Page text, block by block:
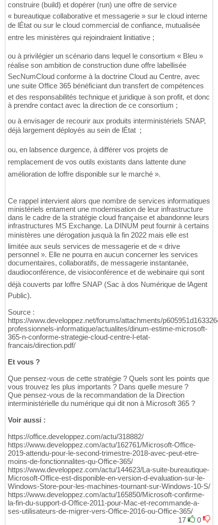
construire (build) et dopérer (run) une offre de service
« bureautique collaborative et messagerie » sur le cloud interne
de lÉtat ou sur le cloud commercial de confiance, mutualisée
entre les ministères qui rejoindraient linitiative ;
ou à privilégier un scénario dans lequel le consortium « Bleu »
réalise son ambition de construction dune offre labellisée
SecNumCloud conforme à la doctrine Cloud au Centre, avec
une suite Office 365 bénéficiant dun transfert de compétences
et des responsabilités technique et juridique à son profit, et donc
à prendre contact avec la direction de ce consortium ;
ou à envisager de recourir aux produits interministériels SNAP,
déjà largement déployés au sein de lÉtat ;
ou, en labsence durgence, à différer vos projets de
remplacement de vos outils existants dans lattente dune
amélioration de loffre disponible sur le marché ».
Ce rappel intervient alors que nombre de services informatiques
ministériels entament une modernisation de leur infrastructure
dans le cadre de la stratégie cloud française et abandonne leurs
infrastructures MS Exchange. La DINUM peut fournir à certains
ministères une dérogation jusquà la fin 2022 mais elle est
limitée aux seuls services de messagerie et de « drive
personnel ». Elle ne pourra en aucun concerner les services
documentaires, collaboratifs, de messagerie instantanée,
daudioconférence, de visioconférence et de webinaire qui sont
déjà couverts par loffre SNAP (Sac à dos Numérique de lAgent
Public).
Source :
https://www.developpez.net/forums/attachments/
professionnels-informatique/actualites/dinum-estime-microsoft-
365-n-conforme-strategie-cloud-centre-l-etat-
francais/direction.pdf/
Et vous ?
Que pensez-vous de cette stratégie ? Quels sont les points que
vous trouvez les plus importants ? Dans quelle mesure ?
Que pensez-vous de la recommandation de la Direction
interministérielle du numérique qui dit non à Microsoft 365 ?
Voir aussi :
https://office.developpez.com/actu/318882/
https://www.developpez.com/actu/162761/Microsoft-Office-
2019-attendu-pour-le-second-trimestre-2018-avec-peut-etre-
moins-de-fonctionnalites-qu-Office-365/
https://www.developpez.com/actu/144623/La-suite-bureautique-
Microsoft-Office-est-disponible-en-version-d-evaluation-sur-le-
Windows-Store-pour-les-machines-tournant-sur-Windows-10-S/
https://www.developpez.com/actu/165850/Microsoft-confirme-
la-fin-du-support-d-Office-2011-pour-Mac-et-recommande-a-
ses-utilisateurs-de-migrer-vers-Office-2016-ou-Office-365/
17
0